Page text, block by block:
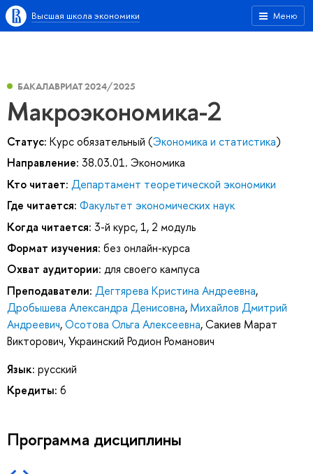
Меню
Высшая школа экономики
БАКАЛАВРИАТ 2024/2025
Макроэкономика-2
Статус: Курс обязательный (Экономика и статистика)
Направление: 38.03.01. Экономика
Кто читает: Департамент теоретической экономики
Где читается: Факультет экономических наук
Когда читается: 3-й курс, 1, 2 модуль
Формат изучения: без онлайн-курса
Охват аудитории: для своего кампуса
Преподаватели: Дегтярева Кристина Андреевна,
Дробышева Александра Денисовна, Михайлов Дмитрий
Андреевич,Осотова Ольга Алексеевна,Сакиев Марат
Викторович,Украинский Родион Романович
Язык: русский
Кредиты: 6
Программа дисциплины